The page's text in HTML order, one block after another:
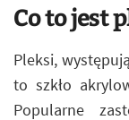
Co to jest
Pleksi,
to szkło
Popularne